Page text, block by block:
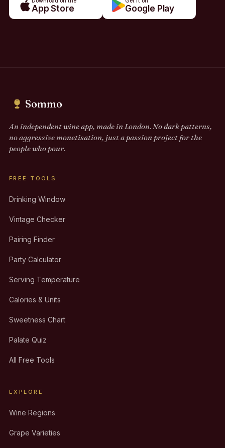
App Store Google Play
Sommo
An independent wine app, made in London. No dark patterns,
no aggressive monetisation, just a passion project for the
people who pour.
FREE TOOLS
Drinking Window
Vintage Checker
Pairing Finder
Party Calculator
Serving Temperature
Calories & Units
Sweetness Chart
Palate Quiz
All Free Tools
EXPLORE
Wine Regions
Grape Varieties